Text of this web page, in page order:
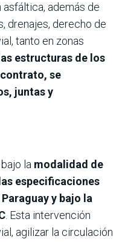
además de
drenajes, derecho de
tanto en zonas
estructuras de los
se
juntas y
la modalidad de
especificaciones
y bajo la
. Esta intervención
agilizar la circulación